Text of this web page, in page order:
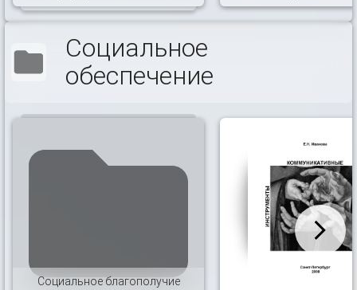
Социальное
обеспечение
Социальное благополучие